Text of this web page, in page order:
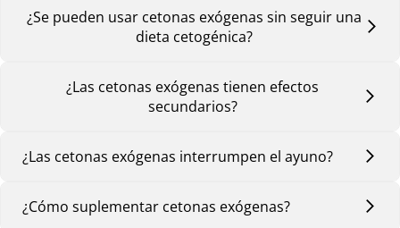
¿Se pueden usar cetonas exógenas sin seguir una
dieta cetogénica?
¿Las cetonas exógenas tienen efectos
secundarios?
¿Las cetonas exógenas interrumpen el ayuno?
¿Cómo suplementar cetonas exógenas?